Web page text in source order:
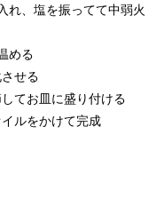
れ、塩を振ってて中弱火
める
せる
てお皿に盛り付ける
ルをかけて完成